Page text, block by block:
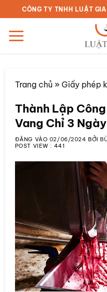
qua
nội
dung
CÔNG TY TNHH LUẬT
Trang chủ» Giấy phép
Thành Lập
Vang Chỉ 3
ĐĂNG VÀO 02/06/2024 BỞI
POST VIEW : 441